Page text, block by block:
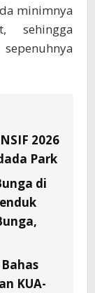
minimnya
sehingga
2026
Park
di
KUA-